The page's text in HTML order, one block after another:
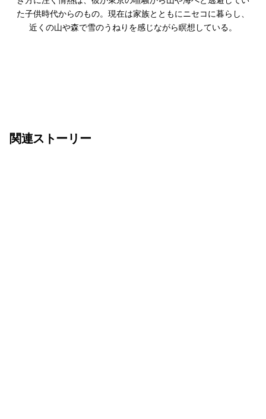
た子供時代からのもの。現在は家族とともにニセコに暮らし、
近くの山や森で雪のうねりを感じながら瞑想している。
関連ストーリー